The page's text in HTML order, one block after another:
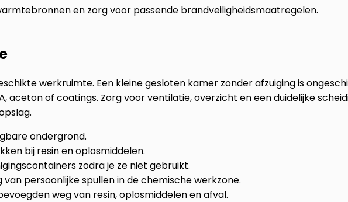
en zorg voor passende brandveiligheidsmaatregelen.
werkruimte. Een kleine gesloten kamer zonder afzuiging is
aceton of coatings. Zorg voor ventilatie, overzicht en een duidelijke
ondergrond.
bij resin en oplosmiddelen.
zodra je ze niet gebruikt.
persoonlijke spullen in de chemische werkzone.
weg van resin, oplosmiddelen en afval.